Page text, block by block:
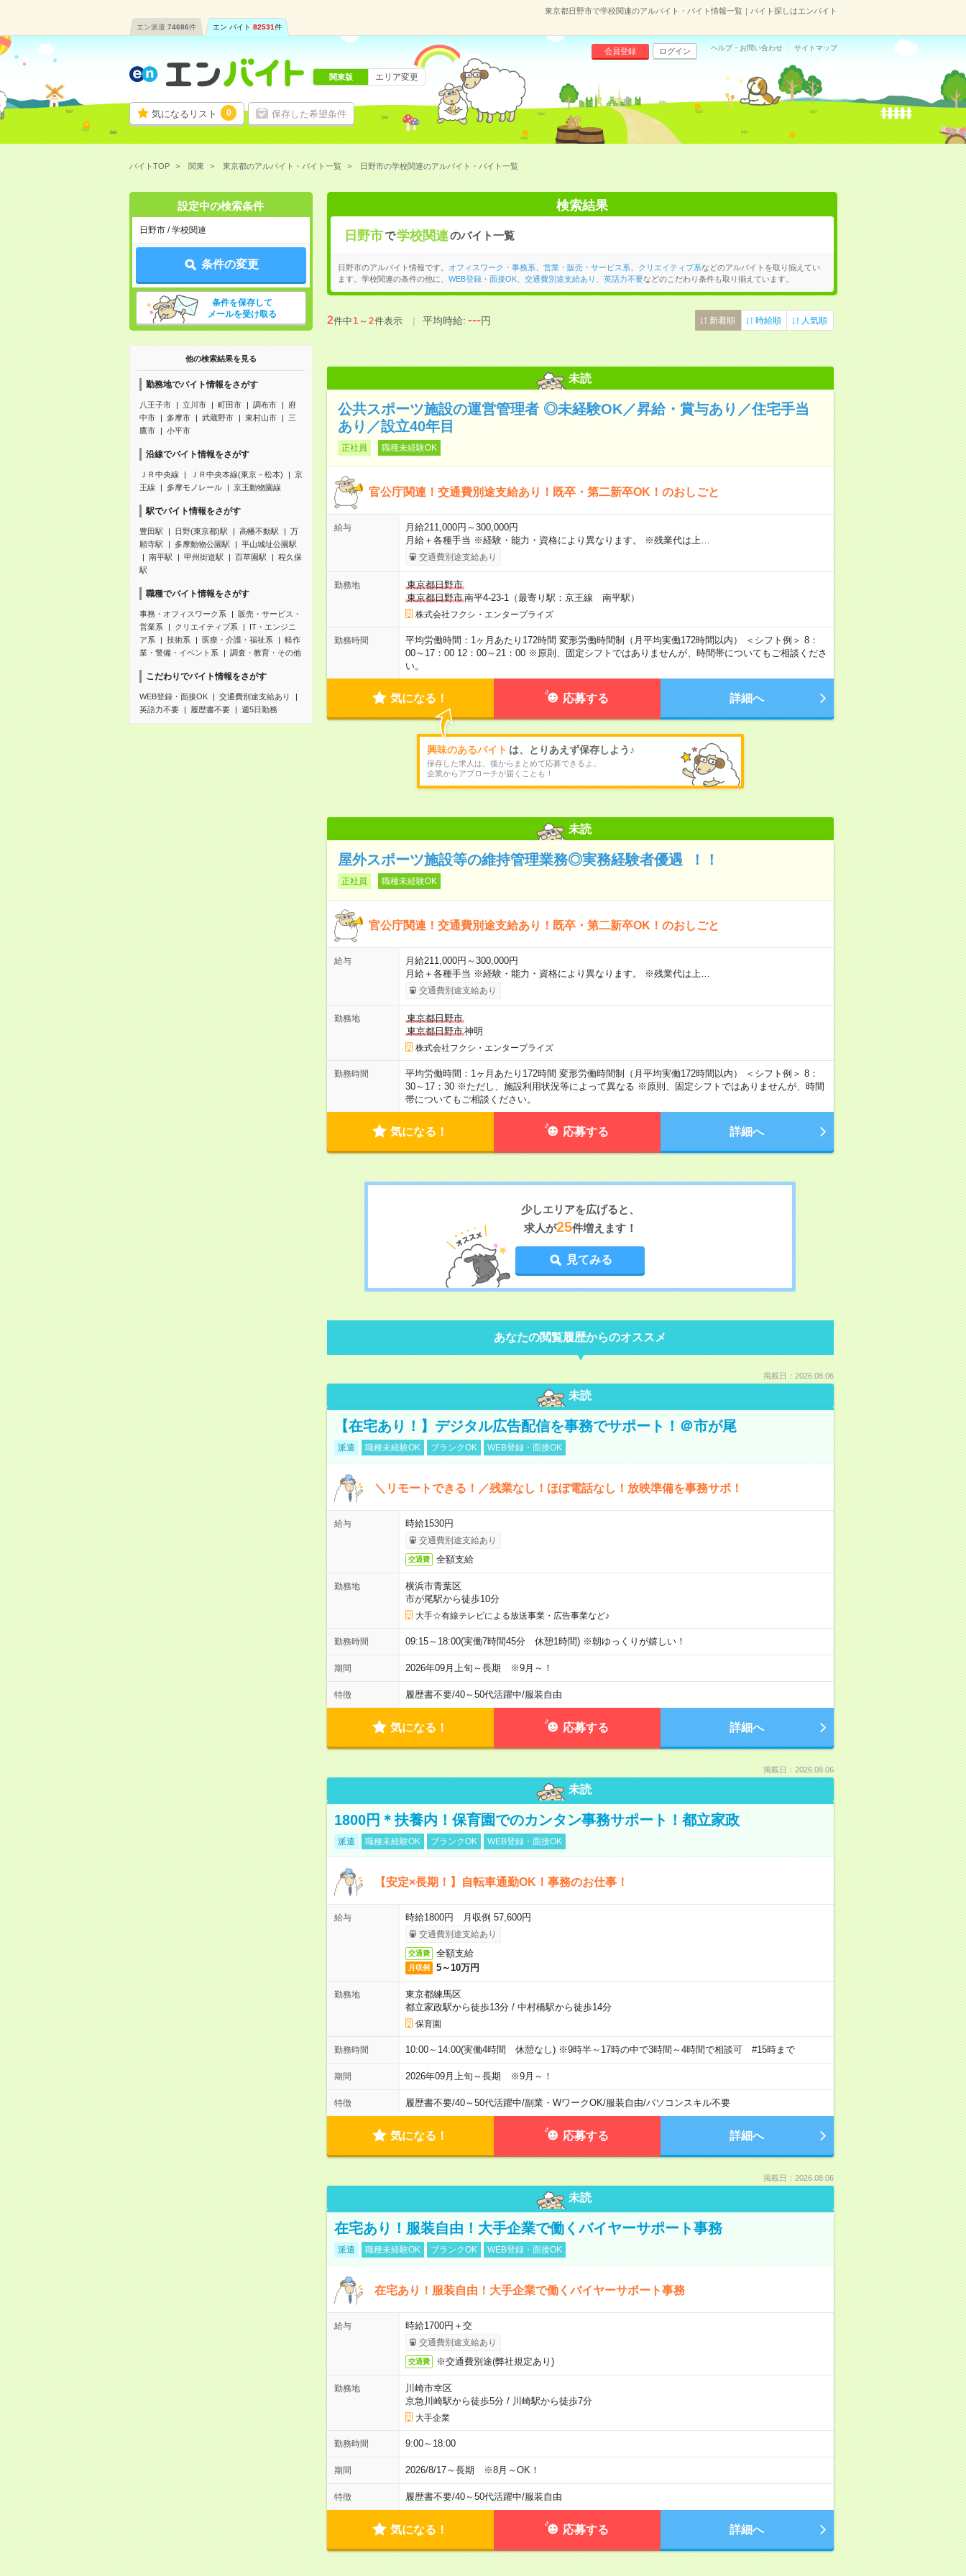
東京都日野市で学校関連のアルバイト・バイト情報一覧｜バイト探しはエンバイト
エン派遣 74686件 エン バイト 82531件
気になるリスト 0 保存した希望条件
会員登録 ログイン ヘルプ・お問い合わせ サイトマップ
関東版 エリア変更
バイトTOP 関東 東京都のアルバイト・バイト一覧 日野市の学校関連のアルバイト・バイト一覧
設定中の検索条件
日野市 / 学校関連
条件の変更
条件を保存して
メールを受け取る
他の検索結果を見る
勤務地でバイト情報をさがす
八王子市 立川市 町田市 調布市
府
中市
多摩市 武蔵野市 東村山市
三
鷹市
小平市
沿線でバイト情報をさがす
ＪＲ中央線 ＪＲ中央本線(東京－松本)
京
王線
多摩モノレール 京王動物園線
駅でバイト情報をさがす
豊田駅 日野(東京都)駅 高幡不動駅
万
願寺駅
多摩動物公園駅
平山城址公園駅
南平駅
甲州街道駅 百草園駅
程久保
駅
職種でバイト情報をさがす
事務・オフィスワーク系
販売・サービス・
営業系
クリエイティブ系
IT・エンジニ
ア系
技術系 医療・介護・福祉系
軽作
業・警備・イベント系
調査・教育・その他
こだわりでバイト情報をさがす
WEB登録・面接OK
交通費別途支給あり
英語力不要
履歴書不要 週5日勤務
検索結果
日野市で学校関連のバイト一覧
日野市のアルバイト情報です。 オフィスワーク・事務系 営業・販売・サービス系 クリエイティブ系などのアルバイトを取り揃えてい
ます。学校関連の条件の他に、 WEB登録・面接OK、 交通費別途支給あり 英語力不要などのこだわり条件も取り揃えています。
2件中1～2件表示 平均時給:---円 新着順 時給順 人気順
未読
公共スポーツ施設の運営管理者 ◎未経験OK／昇給・賞与あり／住宅手当
あり／設立40年目
正社員 職種未経験OK
官公庁関連！交通費別途支給あり！既卒・第二新卒OK！のおしごと
給与
月給211,000円～300,000円
月給＋各種手当 ※経験・能力・資格により異なります。 ※残業代は上…
交通費別途支給あり
勤務地
東京都日野市
東京都日野市南平4-23-1（最寄り駅：京王線 南平駅）
株式会社フクシ・エンタープライズ
勤務時間
平均労働時間：1ヶ月あたり172時間 変形労働時間制（月平均実働172時間以内） ＜シフト例＞ 8：
00～17：00 12：00～21：00 ※原則、固定シフトではありませんが、時間帯についてもご相談くださ
い。
気になる！ 応募する 詳細へ
興味のあるバイト は、とりあえず保存しよう♪
保存した求人は、後からまとめて応募できるよ。
企業からアプローチが届くことも！
未読
屋外スポーツ施設等の維持管理業務◎実務経験者優遇 ！！
正社員 職種未経験OK
官公庁関連！交通費別途支給あり！既卒・第二新卒OK！のおしごと
給与
月給211,000円～300,000円
月給＋各種手当 ※経験・能力・資格により異なります。 ※残業代は上…
交通費別途支給あり
勤務地
東京都日野市
東京都日野市神明
株式会社フクシ・エンタープライズ
勤務時間
平均労働時間：1ヶ月あたり172時間 変形労働時間制（月平均実働172時間以内） ＜シフト例＞ 8：
30～17：30 ※ただし、施設利用状況等によって異なる ※原則、固定シフトではありませんが、時間
帯についてもご相談ください。
気になる！ 応募する 詳細へ
少しエリアを広げると、
求人が25件増えます！
見てみる
あなたの閲覧履歴からのオススメ
掲載日：2026.08.06
未読
【在宅あり！】デジタル広告配信を事務でサポート！＠市が尾
派遣 職種未経験OK ブランクOK WEB登録・面接OK
＼リモートできる！／残業なし！ほぼ電話なし！放映準備を事務サポ！
給与 時給1530円
交通費別途支給あり
交通費 全額支給
勤務地
横浜市青葉区
市が尾駅から徒歩10分
大手☆有線テレビによる放送事業・広告事業など♪
勤務時間 09:15～18:00(実働7時間45分 休憩1時間) ※朝ゆっくりが嬉しい！
期間 2026年09月上旬～長期 ※9月～！
特徴 履歴書不要/40～50代活躍中/服装自由
気になる！ 応募する 詳細へ
掲載日：2026.08.06
未読
1800円＊扶養内！保育園でのカンタン事務サポート！都立家政
派遣 職種未経験OK ブランクOK WEB登録・面接OK
【安定×長期！】自転車通勤OK！事務のお仕事！
給与 時給1800円 月収例 57,600円
交通費別途支給あり
交通費 全額支給
月収例 5～10万円
勤務地
東京都練馬区
都立家政駅から徒歩13分/ 中村橋駅から徒歩14分
保育園
勤務時間 10:00～14:00(実働4時間 休憩なし) ※9時半～17時の中で3時間～4時間で相談可 #15時まで
期間 2026年09月上旬～長期 ※9月～！
特徴 履歴書不要/40～50代活躍中/副業・WワークOK/服装自由/パソコンスキル不要
気になる！ 応募する 詳細へ
掲載日：2026.08.06
未読
在宅あり！服装自由！大手企業で働くバイヤーサポート事務
派遣 職種未経験OK ブランクOK WEB登録・面接OK
在宅あり！服装自由！大手企業で働くバイヤーサポート事務
給与 時給1700円＋交
交通費別途支給あり
交通費 ※交通費別途(弊社規定あり)
勤務地
川崎市幸区
京急川崎駅から徒歩5分/ 川崎駅から徒歩7分
大手企業
勤務時間 9:00～18:00
期間 2026/8/17～長期 ※8月～OK！
特徴 履歴書不要/40～50代活躍中/服装自由
気になる！ 応募する 詳細へ